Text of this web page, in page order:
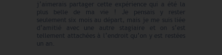
j’aimerais partager cette expérience qui a été la
plus belle de ma vie ! Je pensais y rester
seulement six mois au départ, mais je me suis liée
d’amitié avec une autre stagiaire et on s’est
tellement attachées à l’endroit qu’on y est restées
un an.